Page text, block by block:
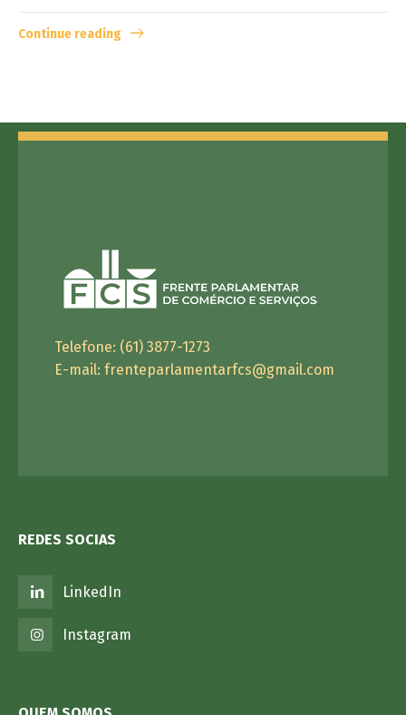
Continue reading
Telefone: (61) 3877-1273
E-mail: frenteparlamentarfcs@gmail.com
REDES SOCIAS
LinkedIn
Instagram